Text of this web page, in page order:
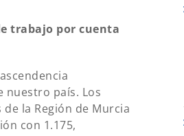
trabajo por cuenta
nuestro país. Los
la Región de Murcia
con 1.175,